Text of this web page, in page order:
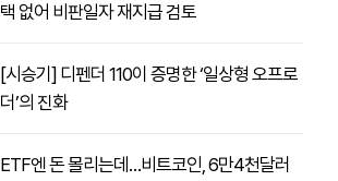
택 없어 비판일자 재지급 검토
[시승기] 디펜더 110이 증명한 ‘일상형 오프로
더’의 진화
ETF엔 돈 몰리는데…비트코인, 6만4천달러